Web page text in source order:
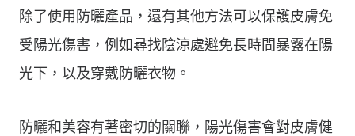
除了使用防曬產品，還有其他方法可以保護皮膚免
受陽光傷害，例如尋找陰涼處避免長時間暴露在陽
光下，以及穿戴防曬衣物。
防曬和美容有著密切的關聯，陽光傷害會對皮膚健